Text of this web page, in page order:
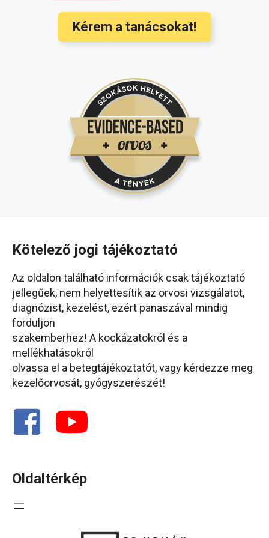
Kérem a tanácsokat!
Kötelező jogi tájékoztató
Az oldalon található információk csak tájékoztató
jellegűek, nem helyettesítik az orvosi vizsgálatot,
diagnózist, kezelést, ezért panaszával mindig
forduljon
szakemberhez! A kockázatokról és a
mellékhatásokról
olvassa el a betegtájékoztatót, vagy kérdezze meg
kezelőorvosát, gyógyszerészét!
Oldaltérkép